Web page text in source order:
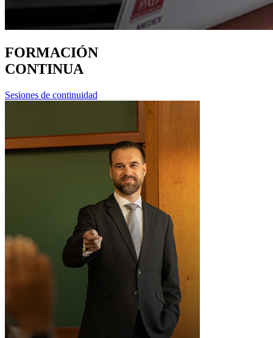
FORMACIÓN
CONTINUA
Sesiones de continuidad